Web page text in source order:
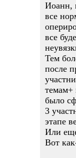
Иоанн,
все
все
Тем
после
темам+
было
3
этапе
Или
Вот